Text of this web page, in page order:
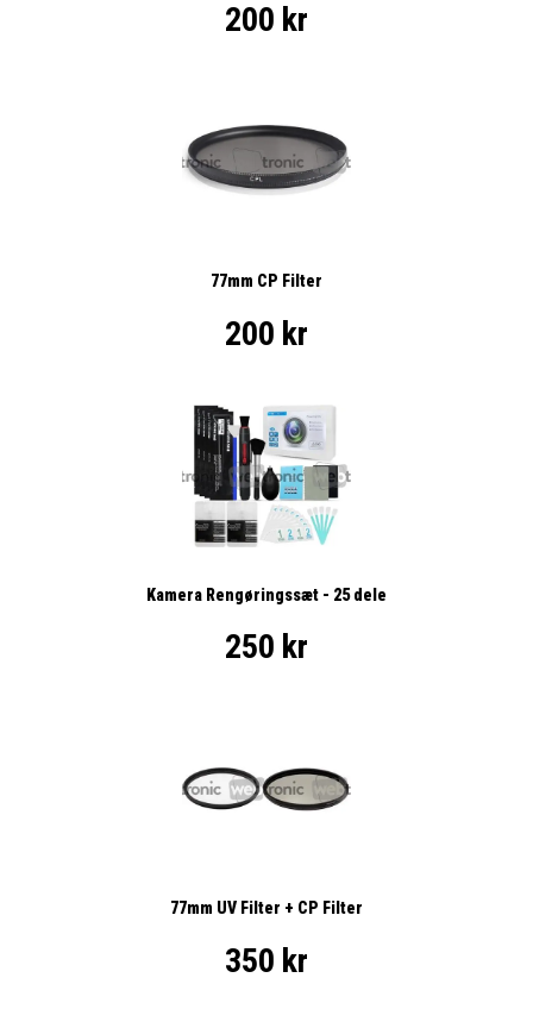
200 kr
77mm CP Filter
200 kr
Kamera Rengøringssæt - 25 dele
250 kr
77mm UV Filter + CP Filter
350 kr